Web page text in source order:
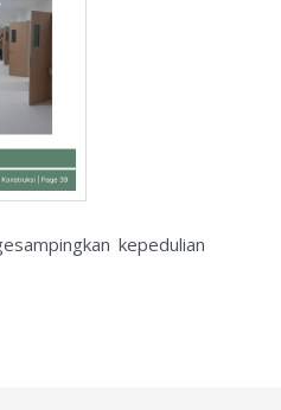
kepedulian